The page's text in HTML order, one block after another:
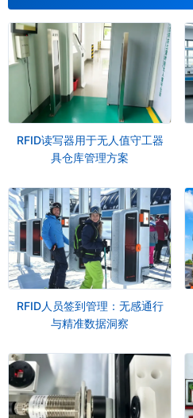
RFID读写器用于无人值守工器
具仓库管理方案
RFID人员签到管理：无感通行
与精准数据洞察